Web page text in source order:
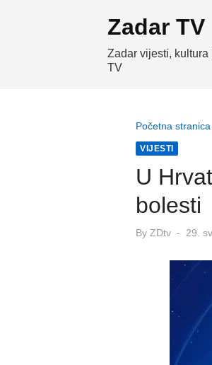
Zadar TV
Zadar vijesti, kultura
TV
Početna stranica
VIJESTI
U
bolesti
By ZDtv 29.